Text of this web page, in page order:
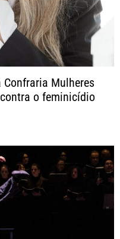
Mulheres
o feminicídio